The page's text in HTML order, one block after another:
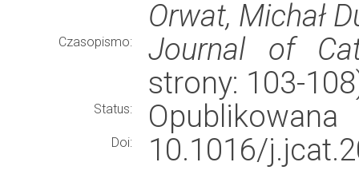
Orwat, Michał
Czasopismo:
Journal of
strony: 103-
Status: Opublikowana
Doi:
10.1016/